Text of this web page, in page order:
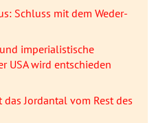
Schluss mit dem Weder-
imperialistische
USA wird entschieden
Jordantal vom Rest des